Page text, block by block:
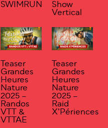
SWIMRUN Show
Vertical
Teaser
Grandes
Heures
Nature
2025 –
Randos
VTT &
VTTAE
Teaser
Grandes
Heures
Nature
2025 –
Raid
X’Périences